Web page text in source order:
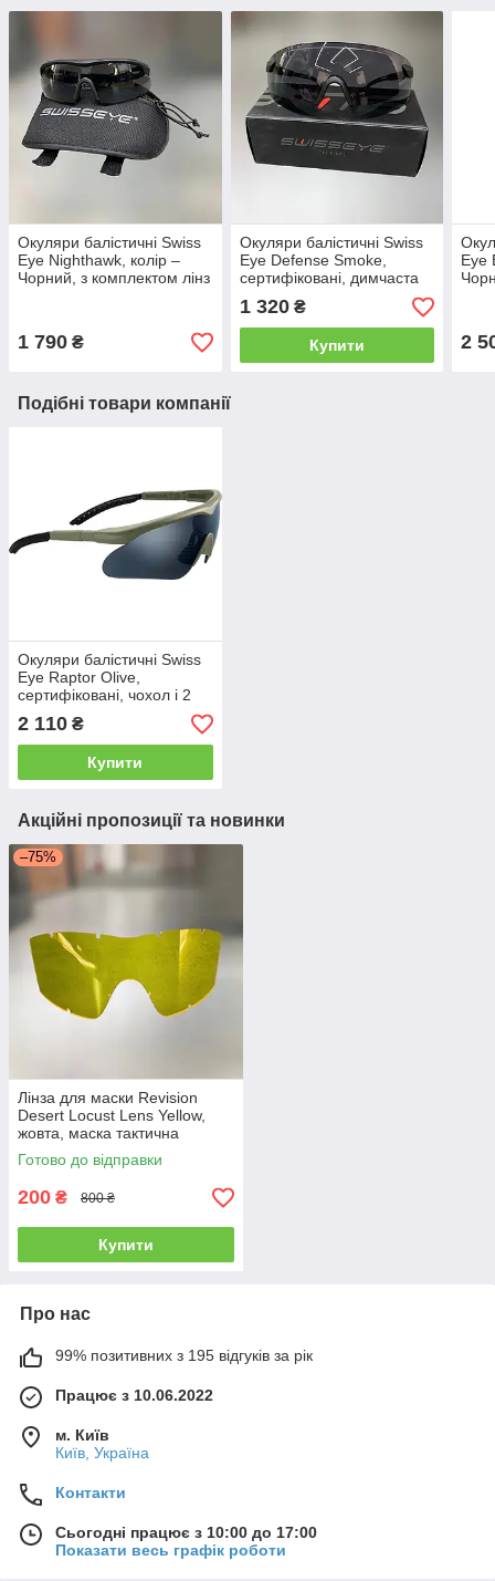
Окуляри балістичні Swiss
Eye Nighthawk, колір –
Чорний, з комплектом лінз
1 790 ₴
Окуляри балістичні Swiss
Eye Defense Smoke,
сертифіковані, димчаста
лінза (40411), окуляри
тактичні
1 320₴
Купити
Eye
2
Подібні товари компанії
Окуляри балістичні Swiss
Eye Raptor Olive,
сертифіковані, чохол і 2
тактичні (10163)
2 110 ₴
Купити
Акційні пропозиції та новинки
–75%
Лінза для маски Revision
Desert Locust Lens Yellow,
жовта, маска тактична
сертифікована
Готово до відправки
200 ₴ 800 ₴
Купити
Про нас
99% позитивних з 195 відгуків за рік
Працює з 10.06.2022
м. Київ
Київ, Україна
Контакти
Сьогодні працює з 10:00 до 17:00
Показати весь графік роботи